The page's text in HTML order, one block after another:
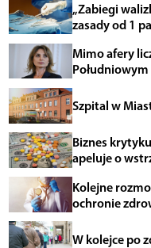
„Zabiegi
zasady od 1
Mimo afery
Południowym
Szpital w
Biznes
apeluje o
Kolejne
ochronie
W kolejce po